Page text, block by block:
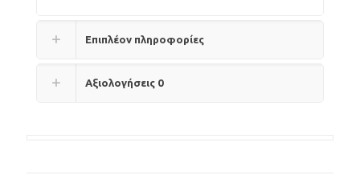
Επιπλέον πληροφορίες
Αξιολογήσεις 0